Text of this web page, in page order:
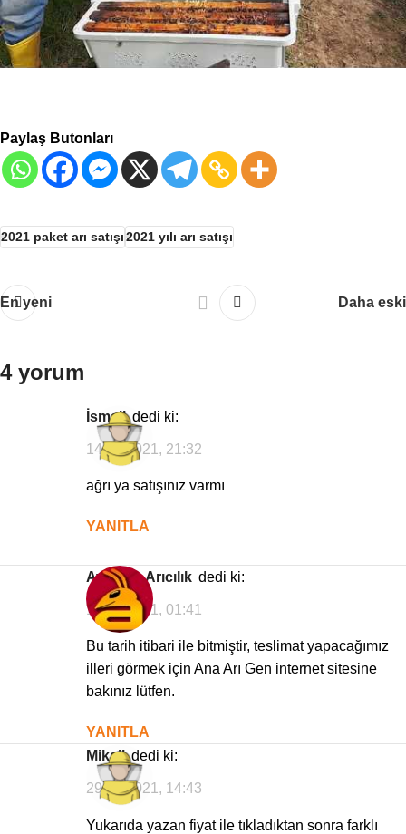
Paylaş Butonları
2021 paket arı satışı2021 yılı arı satışı
En yeni Daha eski
4 yorum
ismail dedi ki:
14/04/2021, 21:32
ağrı ya satışınız varmı
YANITLA
Avrasya Arıcılık dedi ki:
16/04/2021, 01:41
Bu tarih itibari ile bitmiştir, teslimat yapacağımız
illeri görmek için Ana Arı Gen internet sitesine
bakınız lütfen.
YANITLA
Mikail dedi ki:
29/03/2021, 14:43
Yukarıda yazan fiyat ile tıkladıktan sonra farklı